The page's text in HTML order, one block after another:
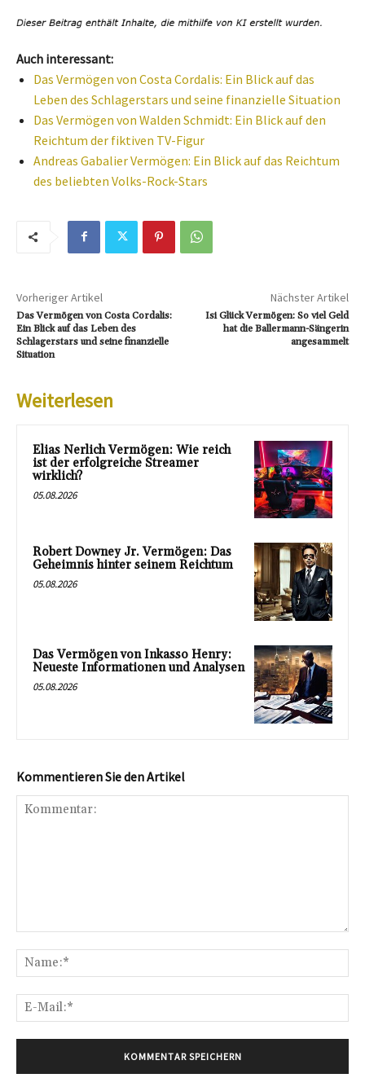
Auch interessant:
Das Vermögen von Costa Cordalis: Ein Blick auf das
Leben des Schlagerstars und seine finanzielle Situation
Das Vermögen von Walden Schmidt: Ein Blick auf den
Reichtum der fiktiven TV-Figur
Andreas Gabalier Vermögen: Ein Blick auf das Reichtum
des beliebten Volks-Rock-Stars
Vorheriger Artikel
Das Vermögen von Costa Cordalis:
Ein Blick auf das Leben des
Schlagerstars und seine finanzielle
Situation
Nächster Artikel
Isi Glück Vermögen: So viel Geld
hat die Ballermann-Sängerin
angesammelt
Weiterlesen
Elias Nerlich Vermögen: Wie reich
ist der erfolgreiche Streamer
wirklich?
05.08.2026
Robert Downey Jr. Vermögen: Das
Geheimnis hinter seinem Reichtum
05.08.2026
Das Vermögen von Inkasso Henry:
Neueste Informationen und Analysen
05.08.2026
Kommentieren Sie den Artikel